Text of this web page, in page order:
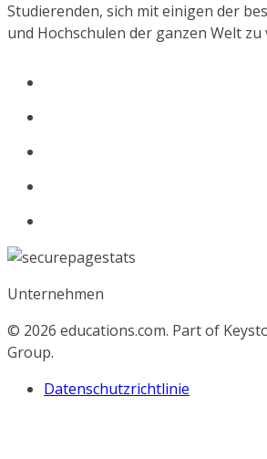
Studierenden, sich mit einigen der
und Hochschulen der ganzen Welt zu
Unternehmen
© 2026 educations.com. Part of
Group.
Datenschutzrichtlinie